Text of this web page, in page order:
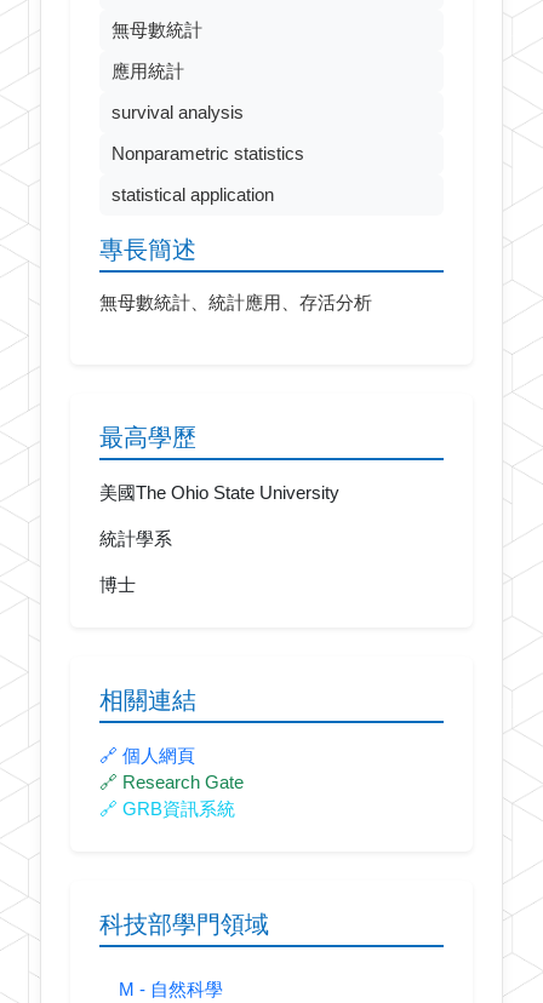
無母數統計
應用統計
survival analysis
Nonparametric statistics
statistical application
專長簡述
無母數統計、統計應用、存活分析
最高學歷
美國The Ohio State University
統計學系
博士
相關連結
🔗 個人網頁
🔗 Research Gate
🔗 GRB資訊系統
科技部學門領域
M - 自然科學